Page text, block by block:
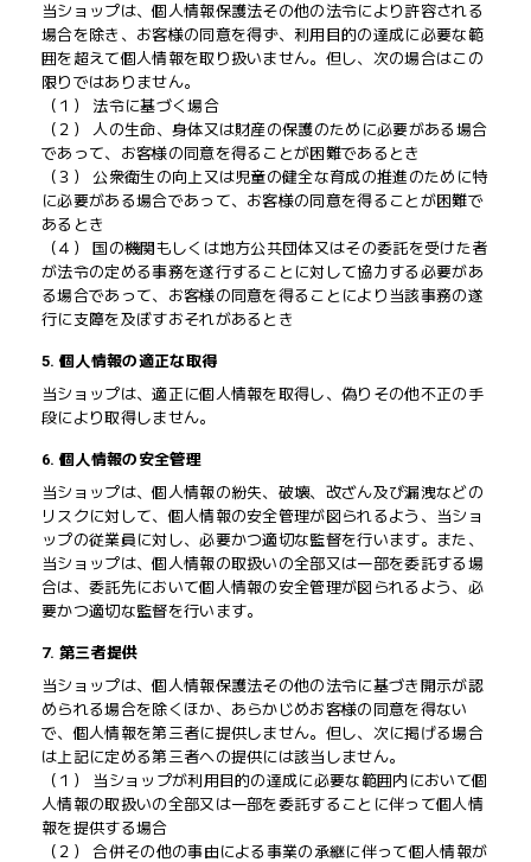
当ショップは、個人情報保護法その他の法令により許容される
場合を除き、お客様の同意を得ず、利用目的の達成に必要な範
囲を超えて個人情報を取り扱いません。但し、次の場合はこの
限りではありません。
（１） 法令に基づく場合
（２） 人の生命、身体又は財産の保護のために必要がある場合
であって、お客様の同意を得ることが困難であるとき
（３） 公衆衛生の向上又は児童の健全な育成の推進のために特
に必要がある場合であって、お客様の同意を得ることが困難で
あるとき
（４） 国の機関もしくは地方公共団体又はその委託を受けた者
が法令の定める事務を遂行することに対して協力する必要があ
る場合であって、お客様の同意を得ることにより当該事務の遂
行に支障を及ぼすおそれがあるとき
5. 個人情報の適正な取得
当ショップは、適正に個人情報を取得し、偽りその他不正の手
段により取得しません。
6. 個人情報の安全管理
当ショップは、個人情報の紛失、破壊、改ざん及び漏洩などの
リスクに対して、個人情報の安全管理が図られるよう、当ショ
ップの従業員に対し、必要かつ適切な監督を行います。また、
当ショップは、個人情報の取扱いの全部又は一部を委託する場
合は、委託先において個人情報の安全管理が図られるよう、必
要かつ適切な監督を行います。
7. 第三者提供
当ショップは、個人情報保護法その他の法令に基づき開示が認
められる場合を除くほか、あらかじめお客様の同意を得ない
で、個人情報を第三者に提供しません。但し、次に掲げる場合
は上記に定める第三者への提供には該当しません。
（１） 当ショップが利用目的の達成に必要な範囲内において個
人情報の取扱いの全部又は一部を委託することに伴って個人情
報を提供する場合
（２） 合併その他の事由による事業の承継に伴って個人情報が